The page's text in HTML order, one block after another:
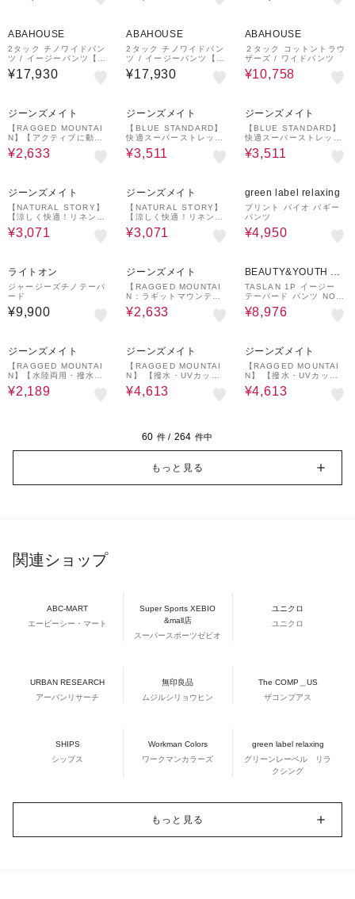
ABAHOUSE
2タック チノワイドパン
ツ / イージーパンツ【追
加生産】
¥17,930
ABAHOUSE
2タック チノワイドパン
ツ / イージーパンツ【追
加生産】
¥17,930
ABAHOUSE
２タック コットントラウ
ザーズ / ワイドパンツ
¥10,758
ジーンズメイト
【RAGGED MOUNTAI
N】【アクティブに動け
る】MADISON/マディソ
ン 軽量 ミニ裏毛 ショー
¥2,633
ジーンズメイト
【BLUE STANDARD】
快適スーパーストレッチ
パンツ すっきりテーパー
ド 遮熱 UVカット 冷感
¥3,511
ジーンズメイト
【BLUE STANDARD】
快適スーパーストレッチ
カーゴパンツ 遮熱 UVカ
ット 冷感 軽量 イージー
¥3,511
ジーンズメイト
【NATURAL STORY】
【涼しく快適！リネンタ
ッチ】 ストレッチイージ
ーパンツ 蒸れにくい 夏
¥3,071
ジーンズメイト
【NATURAL STORY】
【涼しく快適！リネンタ
ッチ】 ストレッチイージ
ーパンツ 蒸れにくい 夏
¥3,071
green label relaxing
プリント バイオ バギー
パンツ
¥4,950
ライトオン
ジャージーズチノテーパ
ード
¥9,900
ジーンズメイト
【RAGGED MOUNTAI
N：ラギットマウンテ
ン】カーゴショートパン
ツ
¥2,633
BEAUTY&YOUTH UN
ITED ARROWS
TASLAN 1P イージー
テーパード パンツ NO.7
吸水速乾機能付き
¥8,976
ジーンズメイト
【RAGGED MOUNTAI
N】【水陸両用・撥水】T
AMWORTH/タムワース
ナイロン バギーショーツ
¥2,189
ジーンズメイト
【RAGGED MOUNTAI
N】 【撥水・UVカッ
ト】TAMWORTH/タムワ
ース ナイロン カーゴパ
¥4,613
ジーンズメイト
【RAGGED MOUNTAI
N】 【撥水・UVカッ
ト】TAMWORTH/タムワ
ース ナイロン カーゴパ
¥4,613
60 件 / 264 件中
もっと見る
関連ショップ
ABC-MART
エービーシー・マート
Super Sports XEBIO
&mall店
スーパースポーツゼビオ
ユニクロ
ユニクロ
URBAN RESEARCH
アーバンリサーチ
無印良品
ムジルシリョウヒン
The COMP＿US
ザコンプアス
SHIPS
シップス
Workman Colors
ワークマンカラーズ
green label relaxing
グリーンレーベル リラ
クシング
もっと見る